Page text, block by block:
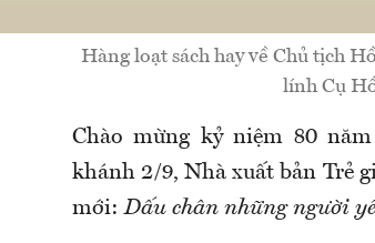
Hàng loạt sách hay về Chủ tịch
lính Cụ
Chào mừng kỷ niệm 80
khánh 2/9, Nhà xuất bản Trẻ
mới:Dấu chân những người